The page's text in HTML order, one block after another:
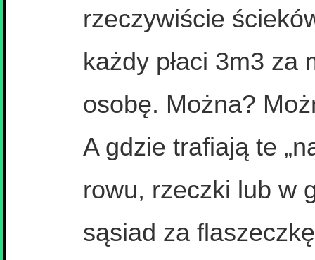
rzeczywiście
każdy płaci 3m3 za
osobę. Można?
A gdzie trafiają te
rowu, rzeczki lub w
sąsiad za